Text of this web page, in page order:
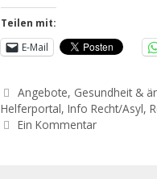
Teilen mit:
E-Mail
Angebote, Gesundheit &
Helferportal, Info Recht/Asyl,
Ein Kommentar